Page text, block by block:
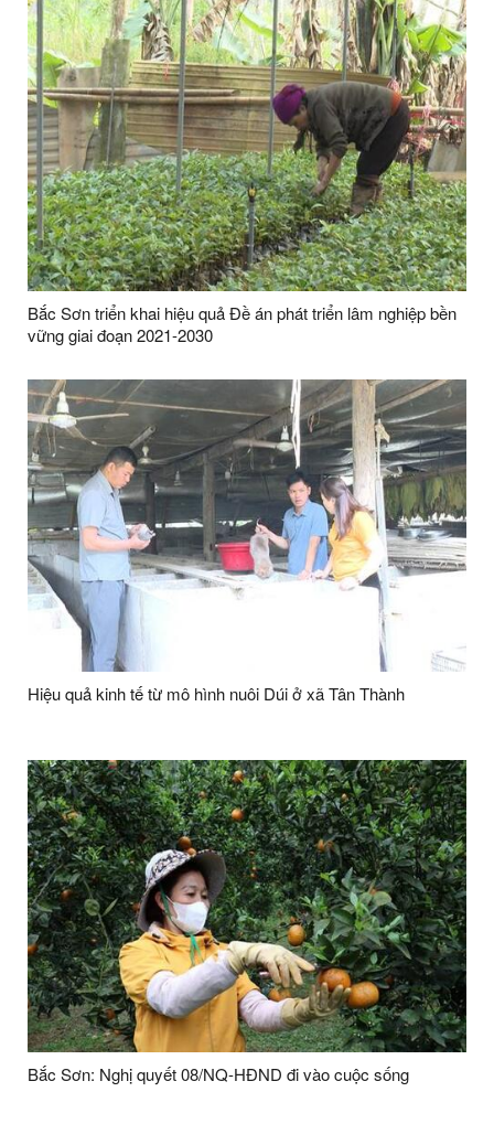
Bắc Sơn triển khai hiệu quả Đề án phát triển lâm nghiệp bền
vững giai đoạn 2021-2030
Hiệu quả kinh tế từ mô hình nuôi Dúi ở xã Tân Thành
Bắc Sơn: Nghị quyết 08/NQ-HĐND đi vào cuộc sống